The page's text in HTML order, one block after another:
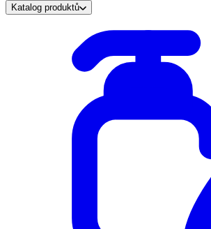
Katalog produktů